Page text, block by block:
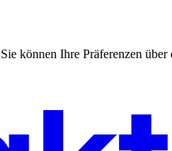
können Ihre Präferenzen